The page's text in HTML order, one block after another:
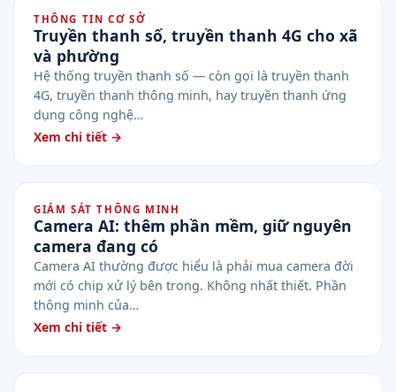
THÔNG TIN CƠ SỞ
Truyền thanh số, truyền thanh 4G cho xã
và phường
Hệ thống truyền thanh số — còn gọi là truyền thanh
4G, truyền thanh thông minh, hay truyền thanh ứng
dụng công nghệ…
Xem chi tiết →
GIÁM SÁT THÔNG MINH
Camera AI: thêm phần mềm, giữ nguyên
camera đang có
Camera AI thường được hiểu là phải mua camera đời
mới có chip xử lý bên trong. Không nhất thiết. Phần
thông minh của…
Xem chi tiết →